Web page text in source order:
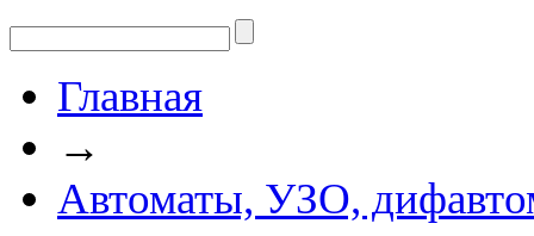
Главная
→
Автоматы, УЗО,